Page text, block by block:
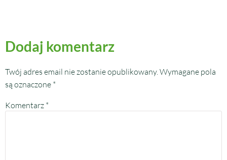
Dodaj komentarz
Twój adres email nie zostanie opublikowany. Wymagane pola
są oznaczone *
Komentarz *